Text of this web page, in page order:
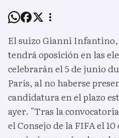
El suizo Gianni
tendrá oposición en las
celebrarán el 5 de junio
París, al no haberse
candidatura en el plazo
ayer. "Tras la
el Consejo de la FIFA el